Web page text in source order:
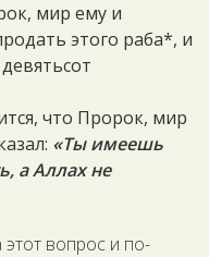
мир ему и
этого раба*, и
что Пророк, мир
«Ты имеешь
а Аллах не
вопрос и по-